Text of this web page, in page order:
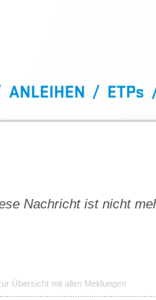
Nachricht ist nicht
Übersicht mit allen Meldungen